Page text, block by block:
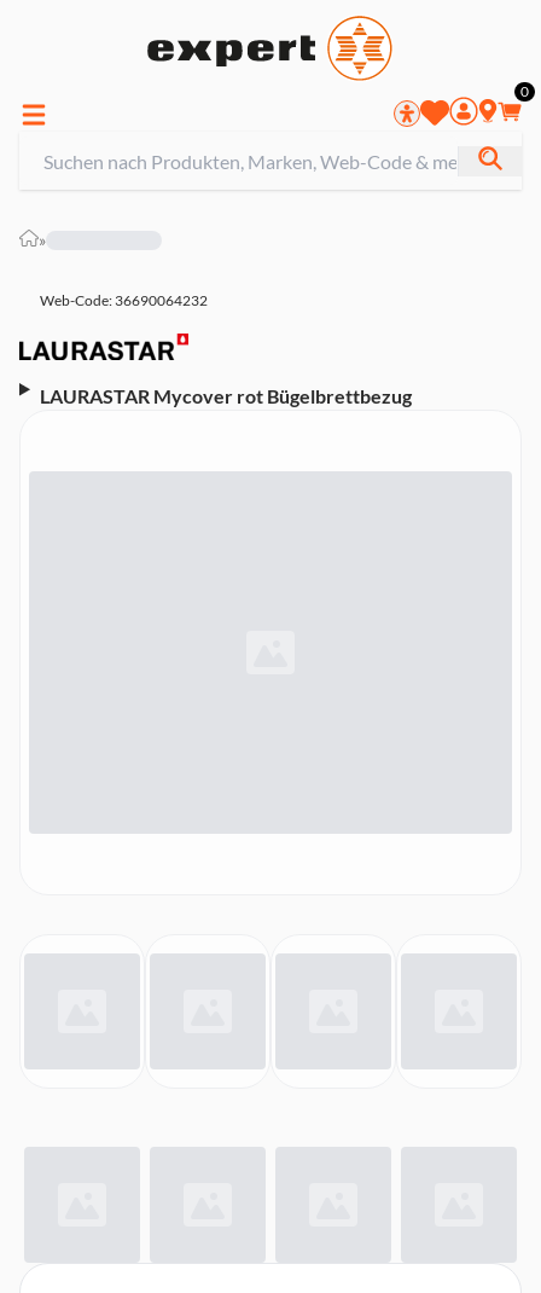
0
»
Web-Code: 36690064232
LAURASTAR Mycover rot Bügelbrettbezug